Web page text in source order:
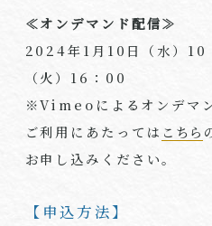
≪オンデマンド配信≫
2024年1月10日（水）10
（火）16：00
※Vimeoによるオンデマン
ご利用にあたっては こちら
お申し込みください。
【申込方法】